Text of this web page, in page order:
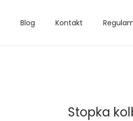
Blog Kontakt
Stopka